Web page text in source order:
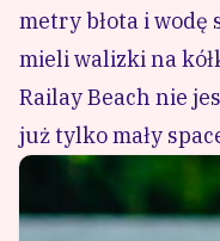
metry błota i wodę
mieli walizki na
Railay Beach nie
już tylko mały